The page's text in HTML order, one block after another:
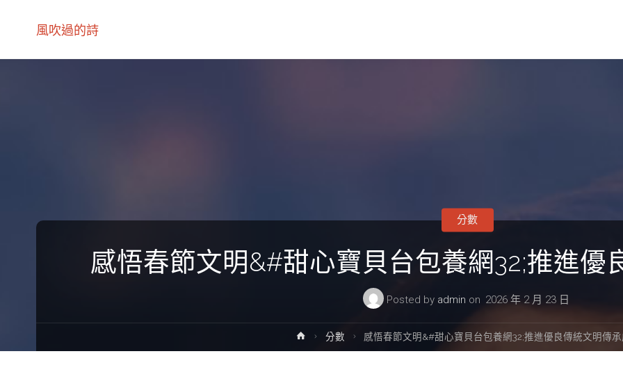
風吹過的詩
感悟春節文明&#甜心寶貝台包養網32;推進優
Posted by admin on 2026 年 2 月 23 日
分數
Home分數 感悟春節文明&#甜心寶貝台包養網32;推進優良傳統文明傳